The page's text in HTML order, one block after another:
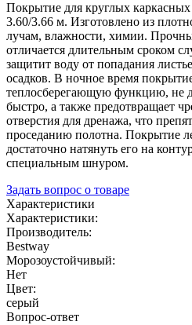
Покрытие для круглых
3.60/3.66 м. Изготовлено из
лучам, влажности, химии.
отличается длительным сроком
защитит воду от попадания
осадков. В ночное время
теплосберегающую функцию, не
быстро, а также предотвращает
отверстия для дренажа, что
проседанию полотна. Покрытие
достаточно натянуть его на
специальным шнуром.
Задать вопрос о товаре
Характеристики
Характеристики:
Производитель:
Bestway
Морозоустойчивый:
Нет
Цвет:
серый
Вопрос-ответ